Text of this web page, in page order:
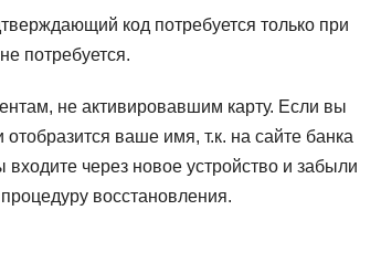
код потребуется только при
потребуется.
не активировавшим карту. Если вы
ваше имя, т.к. на сайте банка
через новое устройство и забыли
восстановления.